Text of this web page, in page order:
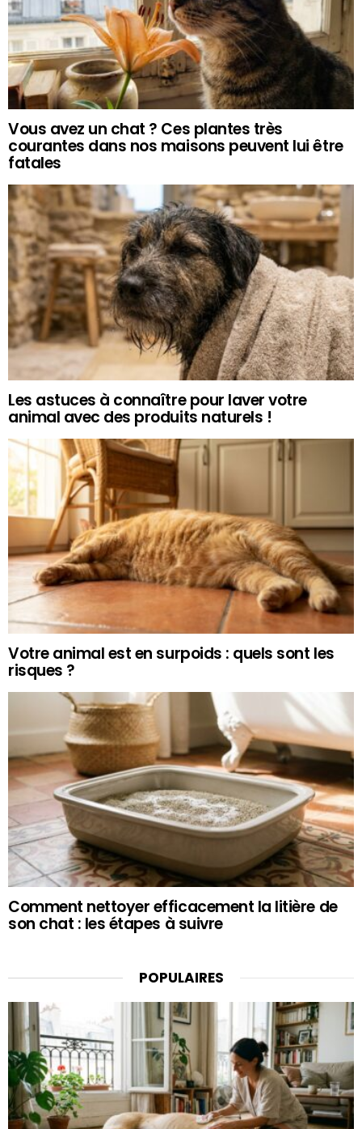
Vous avez un chat ? Ces plantes très
courantes dans nos maisons peuvent lui être
fatales
Les astuces à connaître pour laver votre
animal avec des produits naturels !
Votre animal est en surpoids : quels sont les
risques ?
Comment nettoyer efficacement la litière de
son chat : les étapes à suivre
POPULAIRES